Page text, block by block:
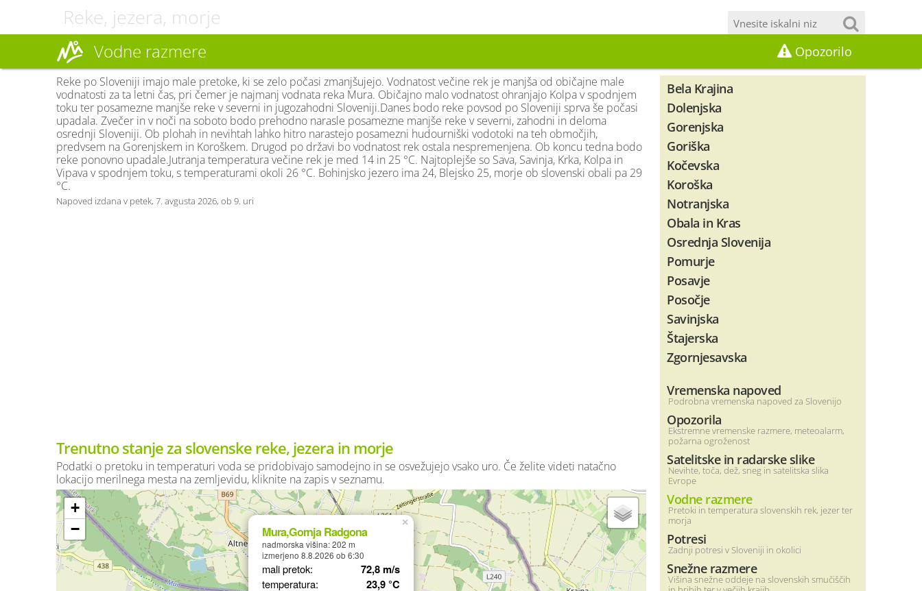
Reke, jezera, morje
Vodne razmere Opozorilo
Reke po Sloveniji imajo male pretoke, ki se zelo počasi zmanjšujejo. Vodnatost večine rek je manjša od običajne male
vodnatosti za ta letni čas, pri čemer je najmanj vodnata reka Mura. Običajno malo vodnatost ohranjajo Kolpa v spodnjem
toku ter posamezne manjše reke v severni in jugozahodni Sloveniji.Danes bodo reke povsod po Sloveniji sprva še počasi
upadala. Zvečer in v noči na soboto bodo prehodno narasle posamezne manjše reke v severni, zahodni in deloma
osrednji Sloveniji. Ob plohah in nevihtah lahko hitro narastejo posamezni hudourniški vodotoki na teh območjih,
predvsem na Gorenjskem in Koroškem. Drugod po državi bo vodnatost rek ostala nespremenjena. Ob koncu tedna bodo
reke ponovno upadale.Jutranja temperatura večine rek je med 14 in 25 °C. Najtoplejše so Sava, Savinja, Krka, Kolpa in
Vipava v spodnjem toku, s temperaturami okoli 26 °C. Bohinjsko jezero ima 24, Blejsko 25, morje ob slovenski obali pa 29
°C.
Napoved izdana v petek, 7. avgusta 2026, ob 9. uri
Trenutno stanje za slovenske reke, jezera in morje
Podatki o pretoku in temperaturi voda se pridobivajo samodejno in se osvežujejo vsako uro. Če želite videti natačno
lokacijo merilnega mesta na zemljevidu, kliknite na zapis v seznamu.
Mura,Gornja Radgona
nadmorska višina: 202 m
izmerjeno 8.8.2026 ob 6:30
mali pretok: 72,8 m/s
temperatura: 23,9 °C
×
+
−
Bela Krajina
Dolenjska
Gorenjska
Goriška
Kočevska
Koroška
Notranjska
Obala in Kras
Osrednja Slovenija
Pomurje
Posavje
Posočje
Savinjska
Štajerska
Zgornjesavska
Vremenska napoved
Podrobna vremenska napoved za Slovenijo
Opozorila
Ekstremne vremenske razmere, meteoalarm,
požarna ogroženost
Satelitske in radarske slike
Nevihte, toča, dež, sneg in satelitska slika
Evrope
Vodne razmere
Pretoki in temperatura slovenskih rek, jezer ter
morja
Potresi
Zadnji potresi v Sloveniji in okolici
Snežne razmere
Višina snežne oddeje na slovenskih smučiščih